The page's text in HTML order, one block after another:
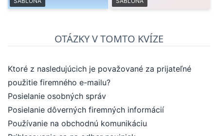
OTÁZKY V TOMTO KVÍZE
Ktoré z nasledujúcich je považované za prijateľné
použitie firemného e-mailu?
Posielanie osobných správ
Posielanie dôverných firemných informácií
Používanie na obchodnú komunikáciu